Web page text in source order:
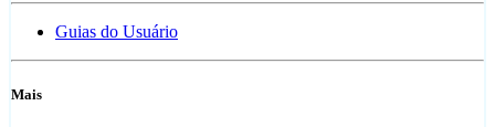
Guias do Usuário
Mais